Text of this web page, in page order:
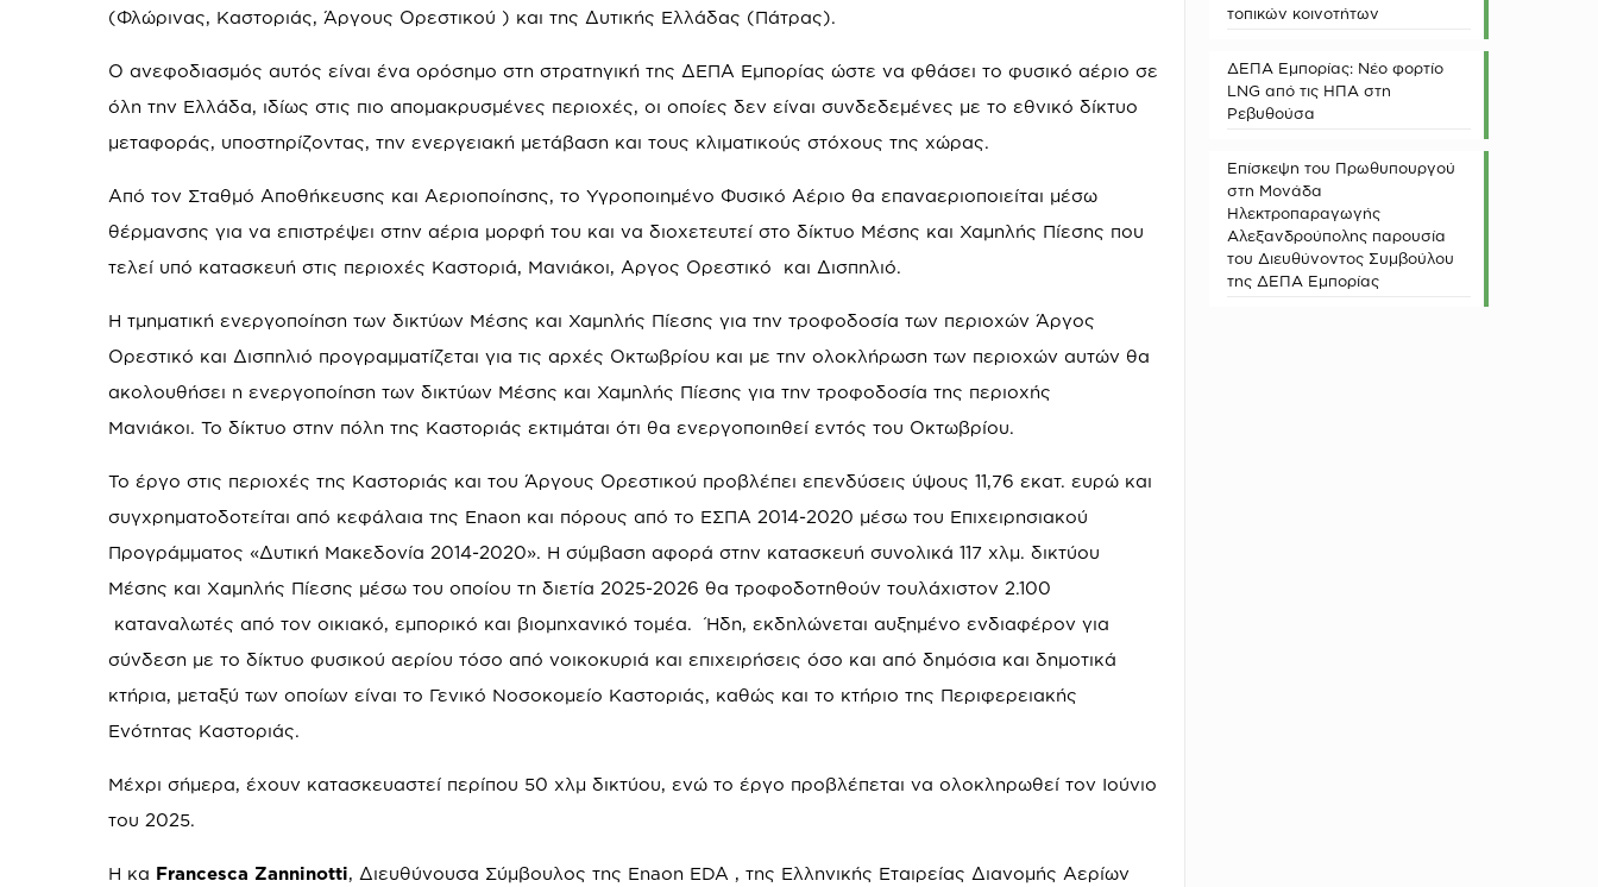
(Φλώρινας, Καστοριάς, Άργους Ορεστικού ) και της Δυτικής Ελλάδας (Πάτρας).
Ο ανεφοδιασμός αυτός είναι ένα ορόσημο στη στρατηγική της ΔΕΠΑ Εμπορίας ώστε να φθάσει το φυσικό αέριο σε
όλη την Ελλάδα, ιδίως στις πιο απομακρυσμένες περιοχές, οι οποίες δεν είναι συνδεδεμένες με το εθνικό δίκτυο
μεταφοράς, υποστηρίζοντας, την ενεργειακή μετάβαση και τους κλιματικούς στόχους της χώρας.
Από τον Σταθμό Αποθήκευσης και Αεριοποίησης, το Υγροποιημένο Φυσικό Αέριο θα επαναεριοποιείται μέσω
θέρμανσης για να επιστρέψει στην αέρια μορφή του και να διοχετευτεί στο δίκτυο Μέσης και Χαμηλής Πίεσης που
τελεί υπό κατασκευή στις περιοχές Καστοριά, Μανιάκοι, Αργος Ορεστικό και Δισπηλιό.
Η τμηματική ενεργοποίηση των δικτύων Μέσης και Χαμηλής Πίεσης για την τροφοδοσία των περιοχών Άργος
Ορεστικό και Δισπηλιό προγραμματίζεται για τις αρχές Οκτωβρίου και με την ολοκλήρωση των περιοχών αυτών θα
ακολουθήσει η ενεργοποίηση των δικτύων Μέσης και Χαμηλής Πίεσης για την τροφοδοσία της περιοχής
Μανιάκοι. Το δίκτυο στην πόλη της Καστοριάς εκτιμάται ότι θα ενεργοποιηθεί εντός του Οκτωβρίου.
Το έργο στις περιοχές της Καστοριάς και του Άργους Ορεστικού προβλέπει επενδύσεις ύψους 11,76 εκατ. ευρώ και
συγχρηματοδοτείται από κεφάλαια της Enaon και πόρους από το ΕΣΠΑ 2014-2020 μέσω του Επιχειρησιακού
Προγράμματος «Δυτική Μακεδονία 2014-2020». Η σύμβαση αφορά στην κατασκευή συνολικά 117 χλμ. δικτύου
Mέσης και Xαμηλής Πίεσης μέσω του οποίου τη διετία 2025-2026 θα τροφοδοτηθούν τουλάχιστον 2.100
καταναλωτές από τον οικιακό, εμπορικό και βιομηχανικό τομέα. Ήδη, εκδηλώνεται αυξημένο ενδιαφέρον για
σύνδεση με το δίκτυο φυσικού αερίου τόσο από νοικοκυριά και επιχειρήσεις όσο και από δημόσια και δημοτικά
κτήρια, μεταξύ των οποίων είναι το Γενικό Νοσοκομείο Καστοριάς, καθώς και το κτήριο της Περιφερειακής
Ενότητας Καστοριάς.
Μέχρι σήμερα, έχουν κατασκευαστεί περίπου 50 χλμ δικτύου, ενώ το έργο προβλέπεται να ολοκληρωθεί τον Ιούνιο
του 2025.
Η κα Francesca Zanninotti, Διευθύνουσα Σύμβουλος της Enaon EDA , της Ελληνικής Εταιρείας Διανομής Αερίων
τοπικών κοινοτήτων
ΔΕΠΑ Εμπορίας: Νέο φορτίο
LNG από τις ΗΠΑ στη
Ρεβυθούσα
Επίσκεψη του Πρωθυπουργού
στη Μονάδα
Ηλεκτροπαραγωγής
Αλεξανδρούπολης παρουσία
του Διευθύνοντος Συμβούλου
της ΔΕΠΑ Εμπορίας